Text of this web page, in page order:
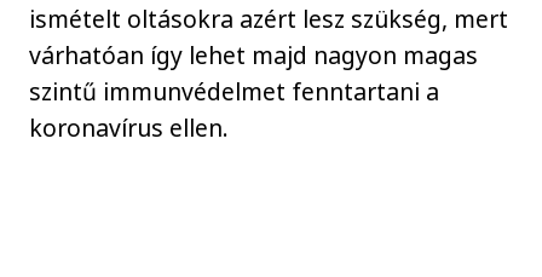
ismételt oltásokra azért lesz szükség, mert
várhatóan így lehet majd nagyon magas
szintű immunvédelmet fenntartani a
koronavírus ellen.